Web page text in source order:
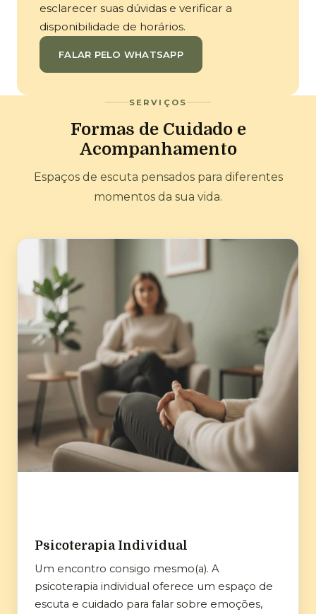
esclarecer suas dúvidas e verificar a
disponibilidade de horários.
FALAR PELO WHATSAPP
SERVIÇOS
Formas de Cuidado e
Acompanhamento
Espaços de escuta pensados para diferentes
momentos da sua vida.
Psicoterapia Individual
Um encontro consigo mesmo(a). A
psicoterapia individual oferece um espaço de
escuta e cuidado para falar sobre emoções,